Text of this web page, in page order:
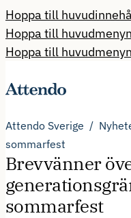
Hoppa till
Hoppa till huvudmenyn
Hoppa till huvudmenyn
Attendo Sverige
sommarfest
Brevvänner
sommarfest